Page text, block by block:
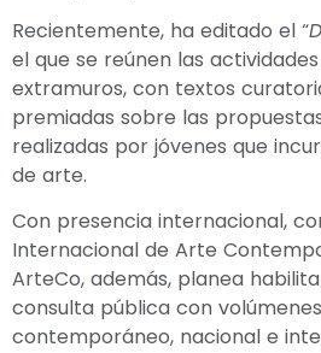
Recientemente, ha editado el “
el que se reúnen las
extramuros, con textos
premiadas sobre las
realizadas por jóvenes que
de arte.
Con presencia internacional,
Internacional de Arte
ArteCo, además, planea
consulta pública con
contemporáneo, nacional e